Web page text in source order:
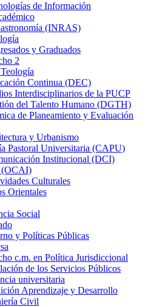
de Información
(INRAS)
y Graduados
2
Continua (DEC)
Interdisciplinarios de la PUCP
del Talento Humano (DGTH)
de Planeamiento y Evaluación
y Urbanismo
Pastoral Universitaria (CAPU)
Institucional (DCI)
(OCAI)
Culturales
Orientales
Social
y Políticas Públicas
c.m. en Política Jurisdiccional
de los Servicios Públicos
universitaria
Aprendizaje y Desarrollo
Civil